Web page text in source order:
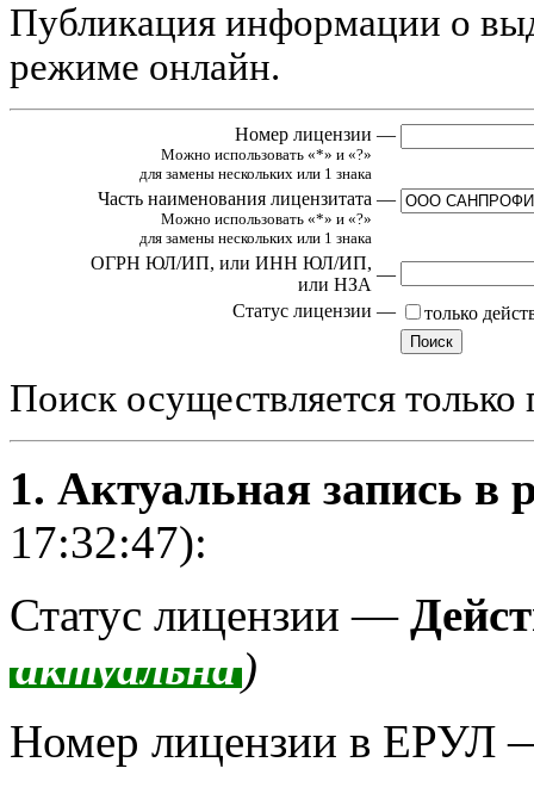
Публикация информации о
режиме онлайн.
Номер лицензии
Можно использовать «*» и «?»
для замены нескольких или 1 знака
—
Часть наименования лицензитата
Можно использовать «*» и «?»
для замены нескольких или 1 знака
—
ОГРН ЮЛ/ИП, или ИНН ЮЛ/ИП,
или НЗА
—
Статус лицензии — только
Поиск осуществляется
1. Актуальная запись в
17:32:47):
Статус лицензии —
актуальна )
Номер лицензии в